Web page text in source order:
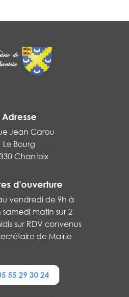
Adresse
Jean Carou
Le Bourg
Chanteix
d'ouverture
vendredi de 9h à
samedi matin sur 2
sur RDV convenus
de Mairie
55 29 30 24